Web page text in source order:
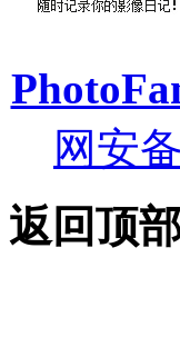
网安
返回顶